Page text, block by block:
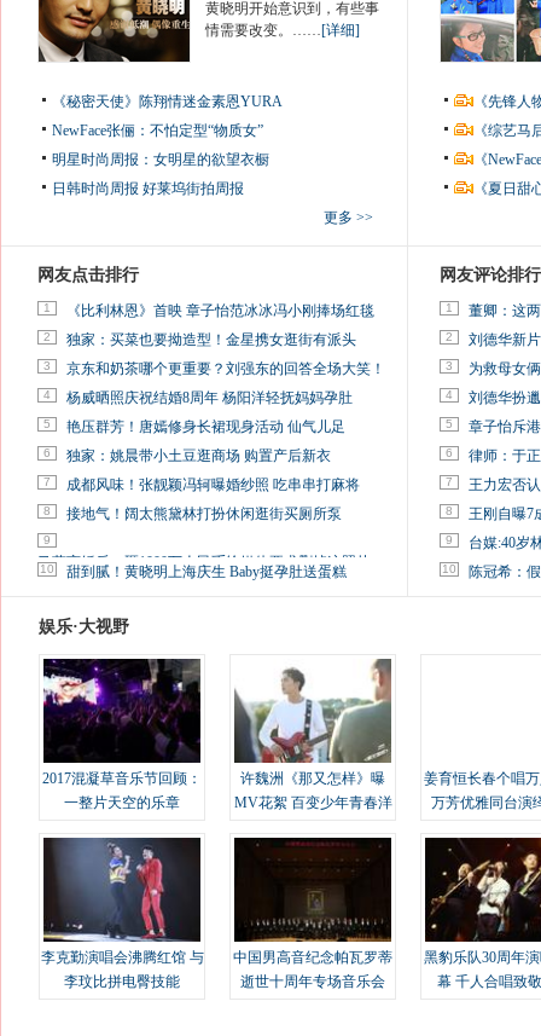
黄晓明开始意识到，有些事
情需要改变。……[详细]
《秘密天使》陈翔情迷金素恩YURA
NewFace张俪：不怕定型“物质女”
明星时尚周报：女明星的欲望衣橱
日韩时尚周报 好莱坞街拍周报
更多 >>
《先锋
《综艺
《
《夏日
网友点击排行
1 《比利林恩》首映 章子怡范冰冰冯小刚捧场红毯
2 独家：买菜也要拗造型！金星携女逛街有派头
3 京东和奶茶哪个更重要？刘强东的回答全场大笑！
4 杨威晒照庆祝结婚8周年 杨阳洋轻抚妈妈孕肚
5 艳压群芳！唐嫣修身长裙现身活动 仙气儿足
6 独家：姚晨带小土豆逛商场 购置产后新衣
7 成都风味！张靓颖冯轲曝婚纱照 吃串串打麻将
8 接地气！阔太熊黛林打扮休闲逛街买厕所泵
9
马蓉离婚后，砸1000万人民币给媒体要求删掉这照片
10 甜到腻！黄晓明上海庆生 Baby挺孕肚送蛋糕
网友评论排行
1 董卿：这
2 刘德华新
3 为救母女
4 刘德华扮
5 章子怡斥
6 律师：于
7 王力宏否
8 王刚自曝7
9 台媒:40岁
10 陈冠希：
娱乐·大视野
2017混凝草音乐节回顾：
一整片天空的乐章
许魏洲《那又怎样》曝
MV花絮 百变少年青春洋
姜育恒长春个唱
万芳优雅同台演
李克勤演唱会沸腾红馆 与
李玟比拼电臀技能
中国男高音纪念帕瓦罗蒂
逝世十周年专场音乐会
黑豹乐队30周年
幕 千人合唱致